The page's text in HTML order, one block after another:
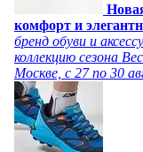
комфорт и
бренд обуви и
коллекцию сезона
Москве, с 27 по 30